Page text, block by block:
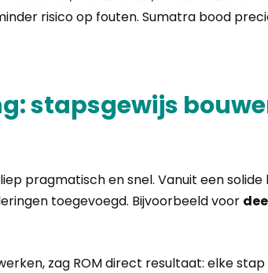
risico op fouten. Sumatra bood
stapsgewijs
pragmatisch en snel. Vanuit een solide
toegevoegd. Bijvoorbeeld voor
zag ROM direct resultaat: elke